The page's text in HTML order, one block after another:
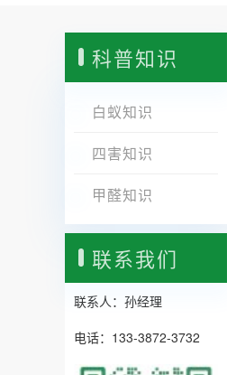
科普知识
白蚁知识
四害知识
甲醛知识
联系我们
联系人：孙经理
电话：133-3872-3732